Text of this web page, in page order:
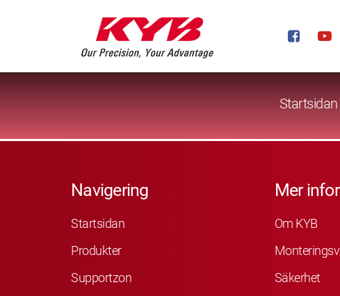
Startsidan
Navigering
Startsidan
Produkter
Supportzon
Mer
Om KYB
Säkerhet